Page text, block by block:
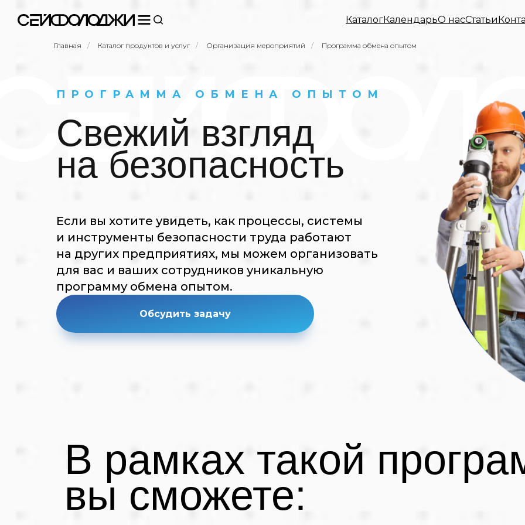
КаталогКалендарьО насСтатьи
Главная / Каталог продуктов и услуг / Организация мероприятий / Программа обмена опытом
Если вы хотите увидеть, как процессы, системы
и инструменты безопасности труда работают
на других предприятиях, мы можем организовать
для вас и ваших сотрудников уникальную
программу обмена опытом.
Обсудить задачу
Свежий взгляд
на безопасность
ПРОГРАММА ОБМЕНА ОПЫТОМ
В рамках такой
вы сможете: